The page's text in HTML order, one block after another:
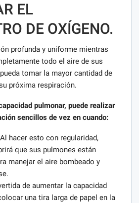
EL
DE OXÍGENO.
profunda y uniforme mientras
todo el aire de sus
tomar la mayor cantidad de
próxima respiración.
pulmonar, puede realizar
sencillos de vez en cuando:
hacer esto con regularidad,
que sus pulmones están
manejar el aire bombeado y
de aumentar la capacidad
una tira larga de papel en la